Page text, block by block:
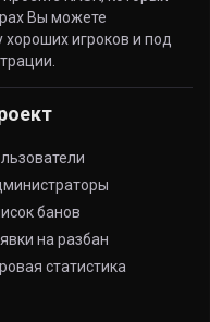
Вы можете
хороших игроков и под
банов
на разбан
статистика